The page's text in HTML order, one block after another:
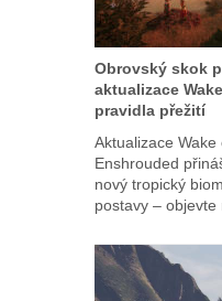
Obrovský skok
aktualizace
pravidla přežití
Aktualizace
Enshrouded
nový tropický
postavy – objevte